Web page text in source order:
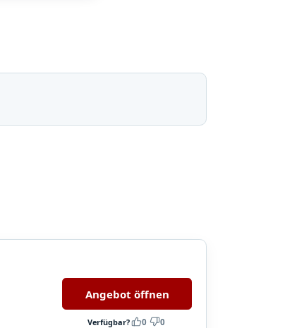
Angebot öffnen
Verfügbar? 0 0